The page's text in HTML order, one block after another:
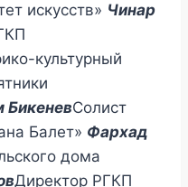
искусств» Чинар
культурный
БикеневСолист
Балет» Фархад
дома
Директор РГКП